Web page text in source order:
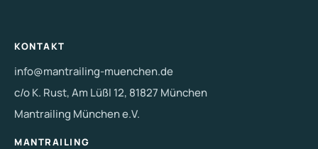
KONTAKT
info@mantrailing-muenchen.de
c/o K. Rust, Am Lüßl 12, 81827 München
Mantrailing München e.V.
MANTRAILING